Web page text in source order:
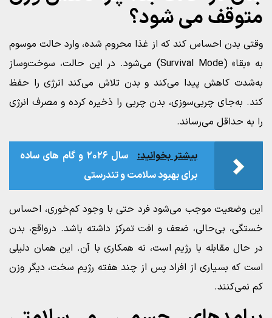
متوقف می‌ شود؟
وقتی بدن احساس کند که از غذا محروم شده، وارد حالت موسوم
به «بقا» (Survival Mode) می‌شود. در این حالت، سوخت‌وساز
به‌شدت کاهش پیدا می‌کند و بدن تلاش می‌کند انرژی را حفظ
کند. به‌جای چربی‌سوزی، بدن چربی را ذخیره کرده و مصرف انرژی
را به حداقل می‌رساند.
بیشتر بخوانید:
سال ۲۰۲۶ و گام‌ های ساده
برای بهبود سلامت و تندرستی
این وضعیت موجب می‌شود فرد حتی با وجود کم‌خوری، احساس
خستگی، بی‌حالی، ضعف و افت تمرکز داشته باشد. درواقع، بدن
در حال مقابله با رژیم است، نه همکاری با آن. این همان دلیلی
است که بسیاری از افراد پس از چند هفته رژیم سخت، دیگر وزن
کم نمی‌کنند.